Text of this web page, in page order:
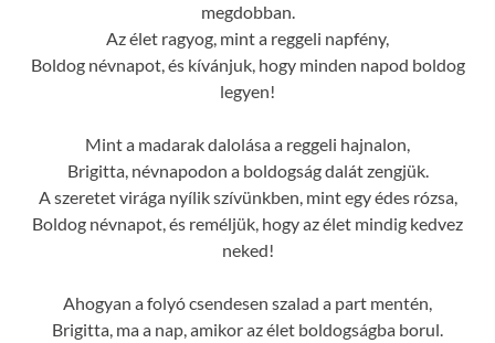
megdobban.
Az élet ragyog, mint a reggeli napfény,
Boldog névnapot, és kívánjuk, hogy minden napod boldog
legyen!
Mint a madarak dalolása a reggeli hajnalon,
Brigitta, névnapodon a boldogság dalát zengjük.
A szeretet virága nyílik szívünkben, mint egy édes rózsa,
Boldog névnapot, és reméljük, hogy az élet mindig kedvez
neked!
Ahogyan a folyó csendesen szalad a part mentén,
Brigitta, ma a nap, amikor az élet boldogságba borul.